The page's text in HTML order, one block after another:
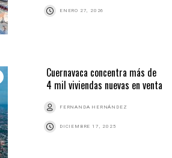
ENERO 27, 2026
Cuernavaca concentra más de
4 mil viviendas nuevas en venta
FERNANDA HERNÁNDEZ
DICIEMBRE 17, 2025